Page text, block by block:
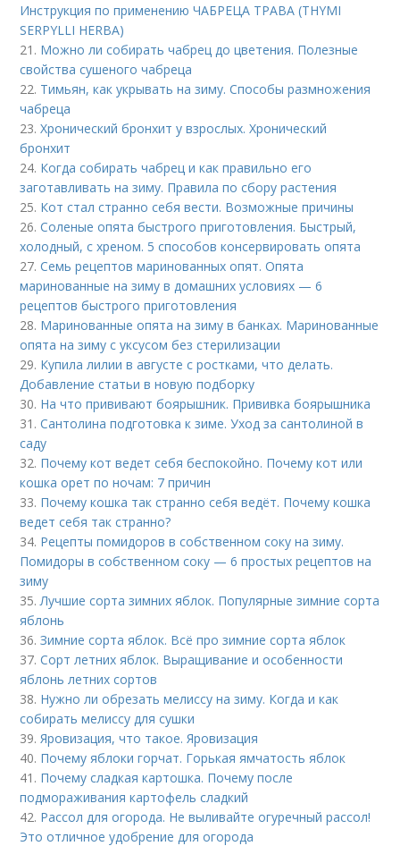
Инструкция по применению ЧАБРЕЦА ТРАВА (THYMI
SERPYLLI HERBA)
21. Можно ли собирать чабрец до цветения. Полезные
свойства сушеного чабреца
22. Тимьян, как укрывать на зиму. Способы размножения
чабреца
23.Хронический бронхит у взрослых. Хронический
бронхит
24. Когда собирать чабрец и как правильно его
заготавливать на зиму. Правила по сбору растения
25. Кот стал странно себя вести. Возможные причины
26.Соленые опята быстрого приготовления. Быстрый,
холодный, с хреном. 5 способов консервировать опята
27.Семь рецептов маринованных опят. Опята
маринованные на зиму в домашних условиях — 6
рецептов быстрого приготовления
28. Маринованные опята на зиму в банках. Маринованные
опята на зиму с уксусом без стерилизации
29. Купила лилии в августе с ростками, что делать.
Добавление статьи в новую подборку
30. На что прививают боярышник. Прививка боярышника
31.Сантолина подготовка к зиме. Уход за сантолиной в
саду
32. Почему кот ведет себя беспокойно. Почему кот или
кошка орет по ночам: 7 причин
33. Почему кошка так странно себя ведёт. Почему кошка
ведет себя так странно?
34. Рецепты помидоров в собственном соку на зиму.
Помидоры в собственном соку — 6 простых рецептов на
зиму
35.Лучшие сорта зимних яблок. Популярные зимние сорта
яблонь
36.Зимние сорта яблок. Всё про зимние сорта яблок
37.Сорт летних яблок. Выращивание и особенности
яблонь летних сортов
38. Нужно ли обрезать мелиссу на зиму. Когда и как
собирать мелиссу для сушки
39.Яровизация, что такое. Яровизация
40. Почему яблоки горчат. Горькая ямчатость яблок
41. Почему сладкая картошка. Почему после
подмораживания картофель сладкий
42. Рассол для огорода. Не выливайте огуречный рассол!
Это отличное удобрение для огорода